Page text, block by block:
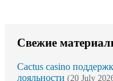
Свежие
Cactus casino
лояльности (20 July